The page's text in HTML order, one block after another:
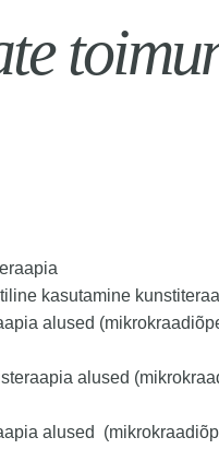
kasutamine
alused
alused
alused